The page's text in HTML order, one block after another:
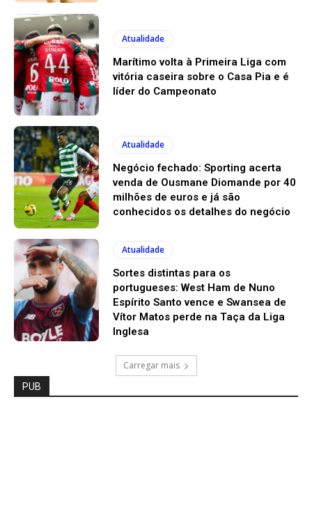
Atualidade
Marítimo volta à Primeira Liga com
vitória caseira sobre o Casa Pia e é
líder do Campeonato
Atualidade
Negócio fechado: Sporting acerta
venda de Ousmane Diomande por 40
milhões de euros e já são
conhecidos os detalhes do negócio
Atualidade
Sortes distintas para os
portugueses: West Ham de Nuno
Espírito Santo vence e Swansea de
Vítor Matos perde na Taça da Liga
Inglesa
Carregar mais
PUB